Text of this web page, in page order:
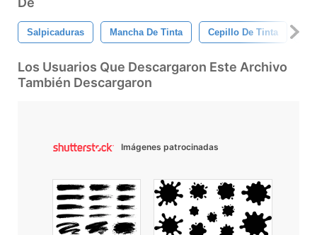
Salpicaduras Mancha De Tinta Cepillo De Tinta
Los Usuarios Que Descargaron Este Archivo
También Descargaron
Imágenes patrocinadas